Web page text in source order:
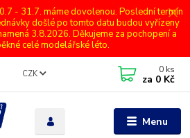
- 31.7. máme dovolenou. Poslední termín
došlé po tomto datu budou vyřízeny
3.8.2026. Děkujeme za pochopení a
celé modelářské léto.
Menu
CZK 0 ks
za 0 Kč